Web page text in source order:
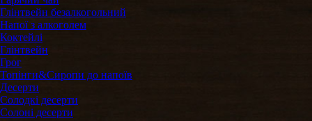
Глінтвейн безалкогольний
Напої з алкоголем
Коктейлі
Глінтвейн
Грог
Топінги&Сиропи до напоїв
Десерти
Солодкі десерти
Солоні десерти